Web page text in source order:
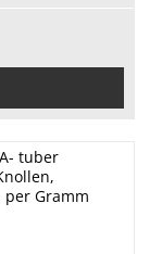
tuber
per Gramm